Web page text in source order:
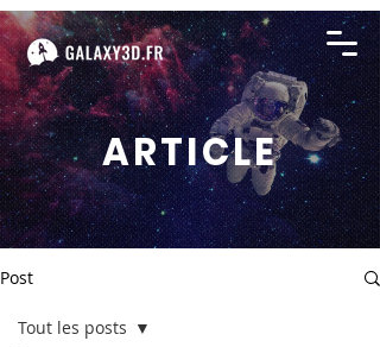
ARTICLE
Post
Tout les posts